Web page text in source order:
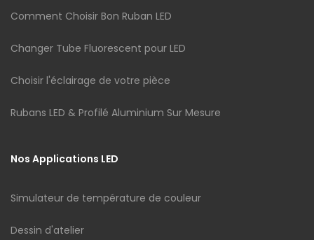
Comment Choisir Bon Ruban LED
Changer Tube Fluorescent pour LED
Choisir l'éclairage de votre pièce
Rubans LED & Profilé Aluminium Sur Mesure
Nos Applications LED
Simulateur de température de couleur
Dessin d'atelier